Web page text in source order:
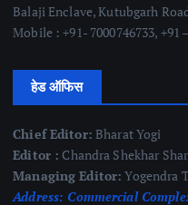
Balaji Enclave, Kutubgarh
Mobile : +91- 7000746733, +91
हेड ऑफिस
Chief Editor: Bharat Yogi
Editor : Chandra Shekhar
Managing Editor: Yogendra
Address: Commercial